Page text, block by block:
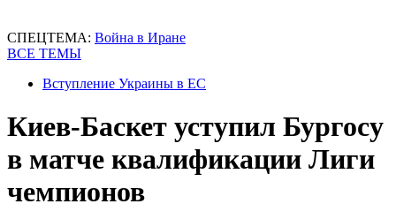
СПЕЦТЕМА: Война в Иране
ВСЕ ТЕМЫ
Вступление Украины в ЕС
Киев-Баскет уступил Бургосу
в матче квалификации Лиги
чемпионов